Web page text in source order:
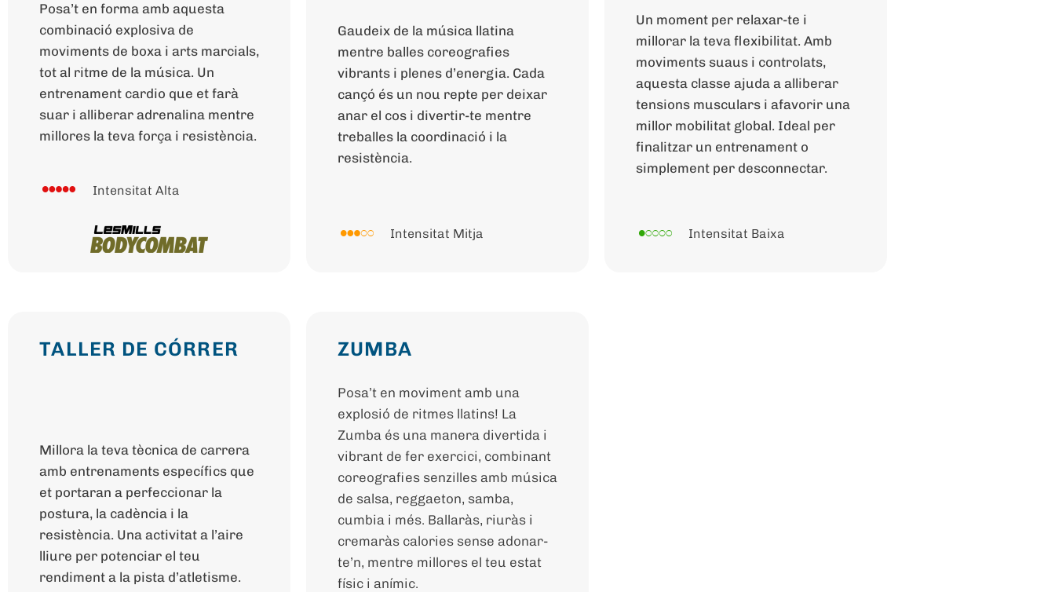
Posa’t en forma amb aquesta
combinació explosiva de
moviments de boxa i arts marcials,
tot al ritme de la música. Un
entrenament cardio que et farà
suar i alliberar adrenalina mentre
millores la teva força i resistència.
Intensitat Alta
Gaudeix de la música llatina
mentre balles coreografies
vibrants i plenes d’energia. Cada
cançó és un nou repte per deixar
anar el cos i divertir-te mentre
treballes la coordinació i la
resistència.
Intensitat Mitja
Un moment per relaxar-te i
millorar la teva flexibilitat. Amb
moviments suaus i controlats,
aquesta classe ajuda a alliberar
tensions musculars i afavorir una
millor mobilitat global. Ideal per
finalitzar un entrenament o
simplement per desconnectar.
Intensitat Baixa
TALLER DE CÓRRER
Millora la teva tècnica de carrera
amb entrenaments específics que
et portaran a perfeccionar la
postura, la cadència i la
resistència. Una activitat a l’aire
lliure per potenciar el teu
rendiment a la pista d’atletisme.
ZUMBA
Posa’t en moviment amb una
explosió de ritmes llatins! La
Zumba és una manera divertida i
vibrant de fer exercici, combinant
coreografies senzilles amb música
de salsa, reggaeton, samba,
cumbia i més. Ballaràs, riuràs i
cremaràs calories sense adonar-
te’n, mentre millores el teu estat
físic i anímic.